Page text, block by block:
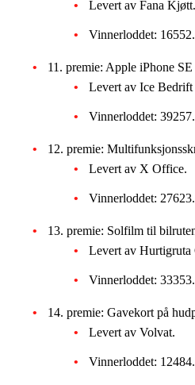
Levert av Fana Kjøtt.
Vinnerloddet: 16552.
11. premie: Apple iPhone
Levert av Ice
Vinnerloddet: 39257.
12. premie:
Levert av X Office.
Vinnerloddet: 27623.
13. premie: Solfilm til
Levert av Hurtigruta
Vinnerloddet: 33353.
14. premie: Gavekort på
Levert av Volvat.
Vinnerloddet: 12484.